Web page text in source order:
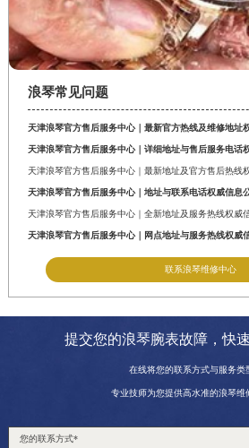
浪琴常见问题
天津浪琴官方售后服务中心｜最新官方热线及维修地址
天津浪琴官方售后服务中心｜详细地址与售后服务电话
天津浪琴官方售后服务中心｜最新地址及官方售后热线
天津浪琴官方售后服务中心｜地址与联系电话权威信息
天津浪琴官方售后服务中心｜全新地址及服务热线权威
天津浪琴官方售后服务中心｜网点地址与服务热线权威
联系浪琴维修中心
提交您的浪琴腕表故障，快
在线将您的联系方式与服务类
专业技师为您提供高水准的浪琴维